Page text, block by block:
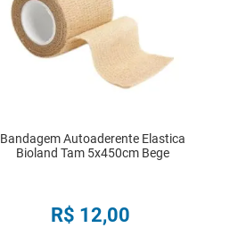
Bandagem Autoaderente Elastica
Bioland Tam 5x450cm Bege
R$ 12,00